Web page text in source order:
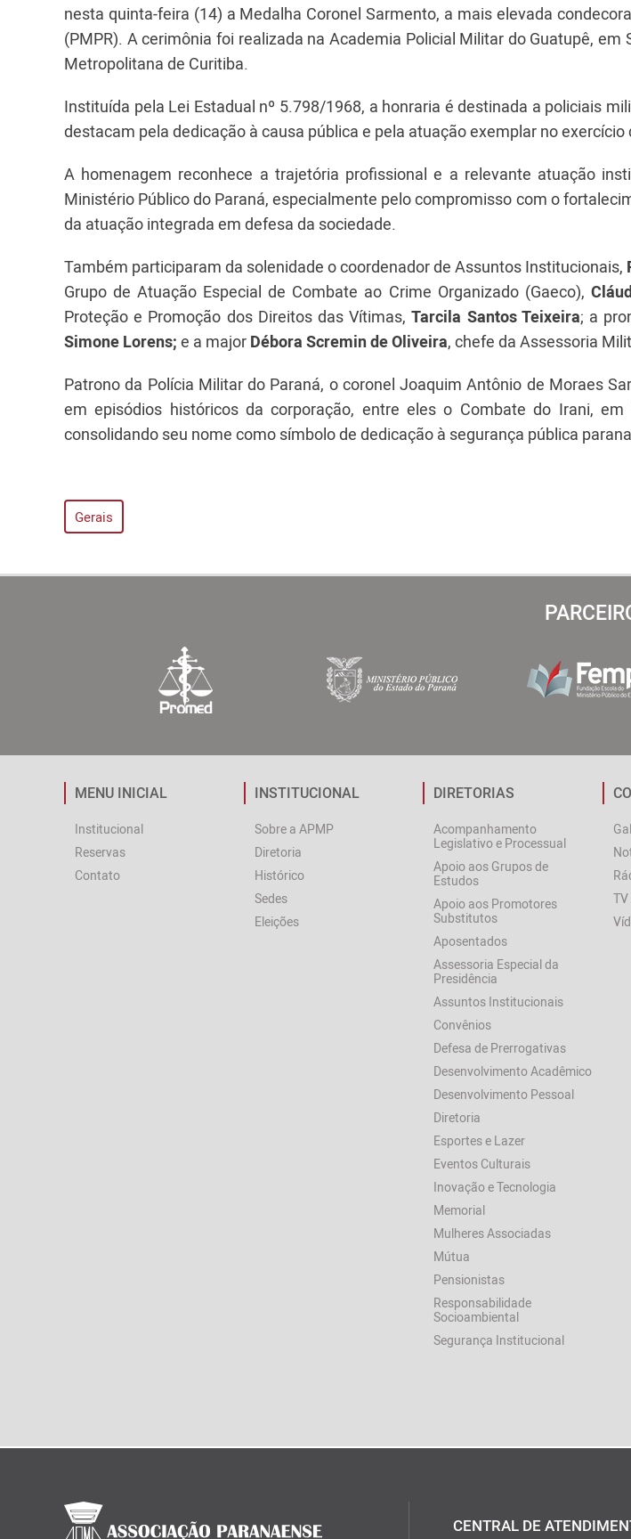
nesta quinta-feira (14) a Medalha Coronel Sarmento, a mais elevada
(PMPR). A cerimônia foi realizada na Academia Policial Militar do Guatupê, em
Metropolitana de Curitiba.
Instituída pela Lei Estadual nº 5.798/1968, a honraria é destinada a policiais
destacam pela dedicação à causa pública e pela atuação exemplar no exercício
A homenagem reconhece a trajetória profissional e a relevante atuação
Ministério Público do Paraná, especialmente pelo compromisso com o
da atuação integrada em defesa da sociedade.
Também participaram da solenidade o coordenador de Assuntos Institucionais,
Grupo de Atuação Especial de Combate ao Crime Organizado (Gaeco),
Proteção e Promoção dos Direitos das Vítimas,Tarcila Santos Teixeira; a
Simone Lorens; e a major Débora Scremin de Oliveira, chefe da Assessoria
Patrono da Polícia Militar do Paraná, o coronel Joaquim Antônio de Moraes
em episódios históricos da corporação, entre eles o Combate do Irani,
consolidando seu nome como símbolo de dedicação à segurança pública
Gerais
MENU INICIAL
Institucional
Reservas
Contato
INSTITUCIONAL
Sobre a APMP
Diretoria
Histórico
Sedes
Eleições
DIRETORIAS
Acompanhamento
Legislativo e Processual
Apoio aos Grupos de
Estudos
Apoio aos Promotores
Substitutos
Aposentados
Assessoria Especial da
Presidência
Assuntos Institucionais
Convênios
Defesa de Prerrogativas
Desenvolvimento Acadêmico
Desenvolvimento Pessoal
Diretoria
Esportes e Lazer
Eventos Culturais
Inovação e Tecnologia
Memorial
Mulheres Associadas
Mútua
Pensionistas
Responsabilidade
Socioambiental
Segurança Institucional
CENTRAL DE